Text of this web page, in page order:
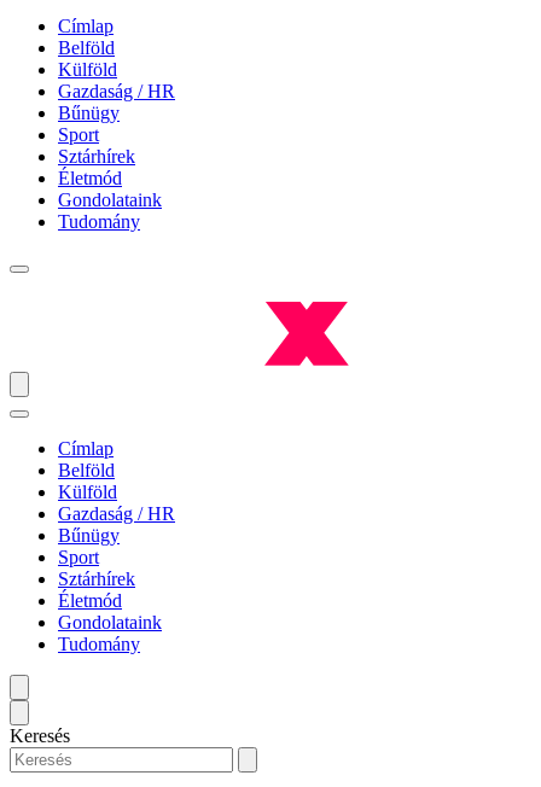
Címlap
Belföld
Külföld
Gazdaság / HR
Bűnügy
Sport
Sztárhírek
Életmód
Gondolataink
Tudomány
Címlap
Belföld
Külföld
Gazdaság / HR
Bűnügy
Sport
Sztárhírek
Életmód
Gondolataink
Tudomány
Keresés